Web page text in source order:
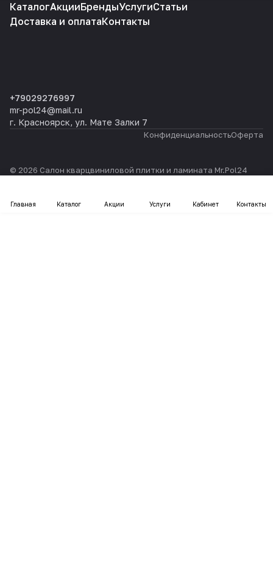
Главная Каталог Акции Услуги Кабинет Контакты
КаталогАкцииБрендыУслугиСтатьи
Доставка и оплатаКонтакты
+79029276997
mr-pol24@mail.ru
г. Красноярск, ул. Мате Залки 7
КонфиденциальностьОферта
© 2026 Салон кварцвиниловой плитки и ламината Mr.Pol24